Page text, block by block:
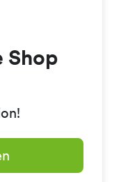
Shop